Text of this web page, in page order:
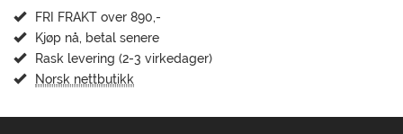
FRI FRAKT over 890,-
Kjøp nå, betal senere
Rask levering (2-3 virkedager)
Norsk nettbutikk